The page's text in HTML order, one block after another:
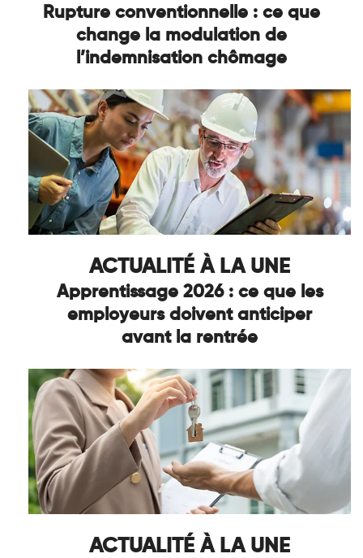
Rupture conventionnelle : ce que
change la modulation de
l’indemnisation chômage
ACTUALITÉ À LA UNE
Apprentissage 2026 : ce que les
employeurs doivent anticiper
avant la rentrée
ACTUALITÉ À LA UNE